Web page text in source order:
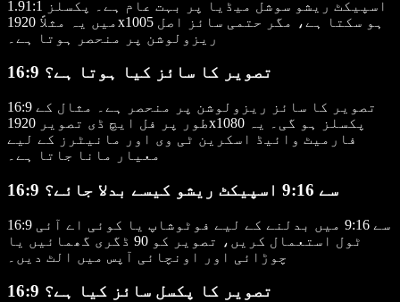
1.91:1 اسپیکٹ ریشو سوشل میڈیا پر بہت عام ہے۔ پکسلز
میں یہ مثلاً 1920x1005 ہو سکتا ہے، مگر حتمی سائز اصل
ریزولوشن پر منحصر ہوتا ہے۔
16:9 تصویر کا سائز کیا ہوتا ہے؟
16:9 تصویر کا سائز ریزولوشن پر منحصر ہے۔ مثال کے
طور پر فل ایچ ڈی تصویر 1920x1080 پکسلز ہو گی۔ یہ
فارمیٹ وائیڈ اسکرین ٹی وی اور مانیٹرز کے لیے
معیار مانا جاتا ہے۔
16:9 سے 9:16 اسپیکٹ ریشو کیسے بدلا جائے؟
16:9 سے 9:16 میں بدلنے کے لیے فوٹوشاپ یا کوئی اے آئی
ٹول استعمال کریں، تصویر کو 90 ڈگری گھمائیں یا
چوڑائی اور اونچائی آپس میں الٹ دیں۔
16:9 تصویر کا پکسل سائز کیا ہے؟